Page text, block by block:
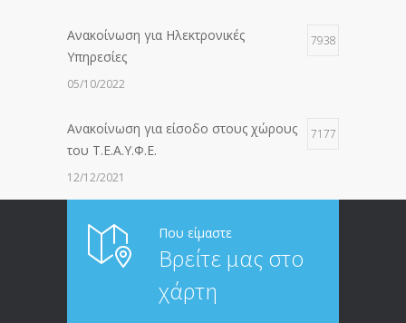
Ανακοίνωση για Ηλεκτρονικές
Υπηρεσίες
7938
05/10/2022
Ανακοίνωση για είσοδο στους χώρους
του Τ.Ε.Α.Υ.Φ.Ε.
7177
12/12/2021
ΑΝΑΚΟΙΝΩΣΗ ΠΡΟΣ ΣΥΝΤΑΞΙΟΥΧΟΥΣ
20/12/2019
Που είμαστε
Βρείτε μας στο
χάρτη